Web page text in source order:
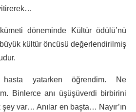
döneminde Kültür ödülü’nü
kültür öncüsü değerlendirilmiş
hasta yatarken öğrendim. Ne
Binlerce anı üşüşüverdi birbirini
var… Anılar en başta… Nayır’ın